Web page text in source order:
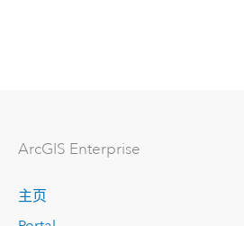
ArcGIS Enterprise
主页